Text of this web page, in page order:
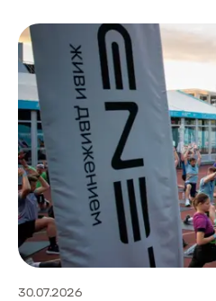
30.07.2026